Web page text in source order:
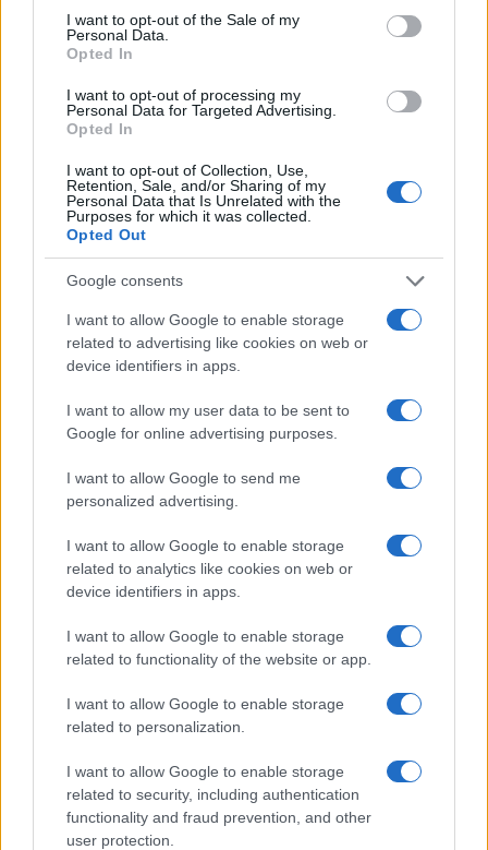
consent section.
I want to opt-out of the Sale of my
Personal Data.
Opted In
I want to opt-out of processing my
Personal Data for Targeted Advertising.
Opted In
I want to opt-out of Collection, Use,
Retention, Sale, and/or Sharing of my
Personal Data that Is Unrelated with the
Purposes for which it was collected.
Opted Out
Google consents
I want to allow Google to enable storage
related to advertising like cookies on web or
device identifiers in apps.
I want to allow my user data to be sent to
Google for online advertising purposes.
I want to allow Google to send me
personalized advertising.
I want to allow Google to enable storage
related to analytics like cookies on web or
device identifiers in apps.
I want to allow Google to enable storage
related to functionality of the website or app.
I want to allow Google to enable storage
related to personalization.
I want to allow Google to enable storage
related to security, including authentication
functionality and fraud prevention, and other
user protection.
Continua a leggere
PEOPLE NEWS
La sfida di ResQ per riprendere le operazioni di
soccorso dopo il ciclone Harry
Cristian Castiglioni · 6 Ago 2026
PEOPLE NEWS